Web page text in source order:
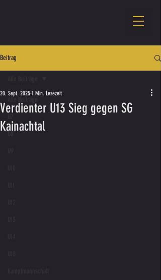
Beitrag
Alle Beiträge
U8
Verdienter U13 Sieg gegen SG
Kainachtal
20. Sept. 2025 1 Min. Lesezeit